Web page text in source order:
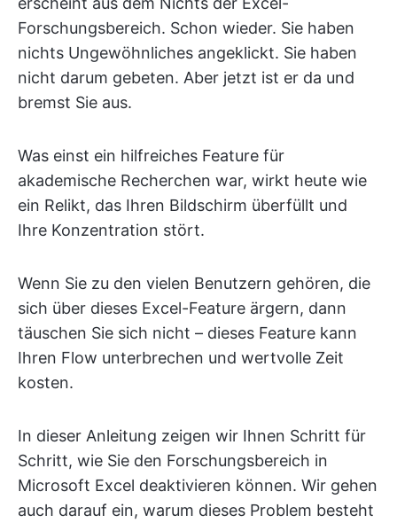
Forschungsbereich. Schon wieder. Sie haben
nichts Ungewöhnliches angeklickt. Sie haben
nicht darum gebeten. Aber jetzt ist er da und
bremst Sie aus.
Was einst ein hilfreiches Feature für
akademische Recherchen war, wirkt heute wie
ein Relikt, das Ihren Bildschirm überfüllt und
Ihre Konzentration stört.
Wenn Sie zu den vielen Benutzern gehören, die
sich über dieses Excel-Feature ärgern, dann
täuschen Sie sich nicht – dieses Feature kann
Ihren Flow unterbrechen und wertvolle Zeit
kosten.
In dieser Anleitung zeigen wir Ihnen Schritt für
Schritt, wie Sie den Forschungsbereich in
Microsoft Excel deaktivieren können. Wir gehen
auch darauf ein, warum dieses Problem besteht